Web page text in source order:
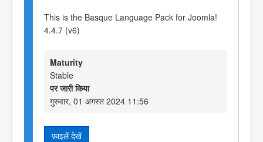
This is the Basque Language Pack for Joomla!
4.4.7 (v6)
Maturity
Stable
पर जारी किया
गुरुवार, 01 अगस्त 2024 11:56
फ़ाइलें देखें